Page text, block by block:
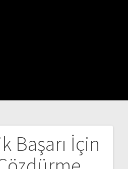
Başarı İçin